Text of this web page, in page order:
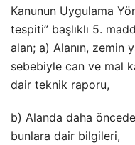
Kanunun Uygulama
tespiti” başlıklı 5.
alan; a) Alanın, zemin
sebebiyle can ve mal
dair teknik raporu,
b) Alanda daha
bunlara dair bilgileri,